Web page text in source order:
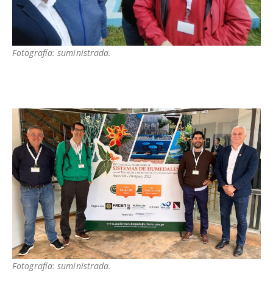
Fotografía: suministrada.
Fotografía: suministrada.